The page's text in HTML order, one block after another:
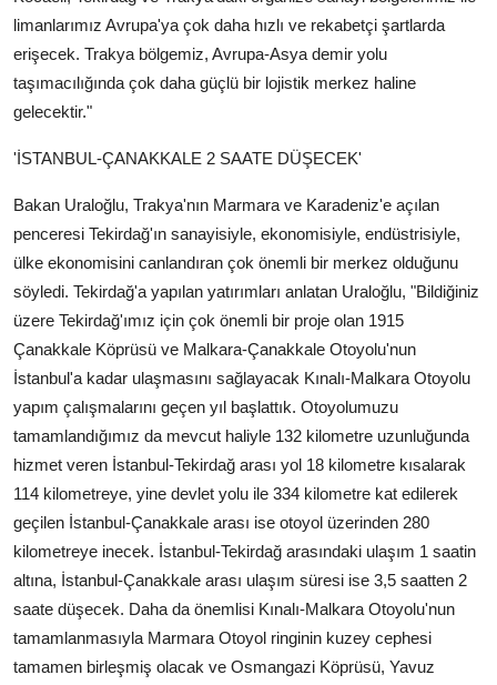
limanlarımız Avrupa'ya çok daha hızlı ve rekabetçi şartlarda
erişecek. Trakya bölgemiz, Avrupa-Asya demir yolu
taşımacılığında çok daha güçlü bir lojistik merkez haline
gelecektir."
'İSTANBUL-ÇANAKKALE 2 SAATE DÜŞECEK'
Bakan Uraloğlu, Trakya'nın Marmara ve Karadeniz'e açılan
penceresi Tekirdağ'ın sanayisiyle, ekonomisiyle, endüstrisiyle,
ülke ekonomisini canlandıran çok önemli bir merkez olduğunu
söyledi. Tekirdağ'a yapılan yatırımları anlatan Uraloğlu, "Bildiğiniz
üzere Tekirdağ'ımız için çok önemli bir proje olan 1915
Çanakkale Köprüsü ve Malkara-Çanakkale Otoyolu'nun
İstanbul'a kadar ulaşmasını sağlayacak Kınalı-Malkara Otoyolu
yapım çalışmalarını geçen yıl başlattık. Otoyolumuzu
tamamlandığımız da mevcut haliyle 132 kilometre uzunluğunda
hizmet veren İstanbul-Tekirdağ arası yol 18 kilometre kısalarak
114 kilometreye, yine devlet yolu ile 334 kilometre kat edilerek
geçilen İstanbul-Çanakkale arası ise otoyol üzerinden 280
kilometreye inecek. İstanbul-Tekirdağ arasındaki ulaşım 1 saatin
altına, İstanbul-Çanakkale arası ulaşım süresi ise 3,5 saatten 2
saate düşecek. Daha da önemlisi Kınalı-Malkara Otoyolu'nun
tamamlanmasıyla Marmara Otoyol ringinin kuzey cephesi
tamamen birleşmiş olacak ve Osmangazi Köprüsü, Yavuz